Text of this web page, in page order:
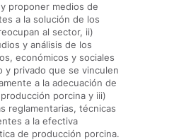
proponer medios de
a la solución de los
al sector, ii)
y análisis de los
económicos y sociales
y privado que se vinculen
a la adecuación de
porcina y iii)
reglamentarias, técnicas
a la efectiva
de producción porcina.